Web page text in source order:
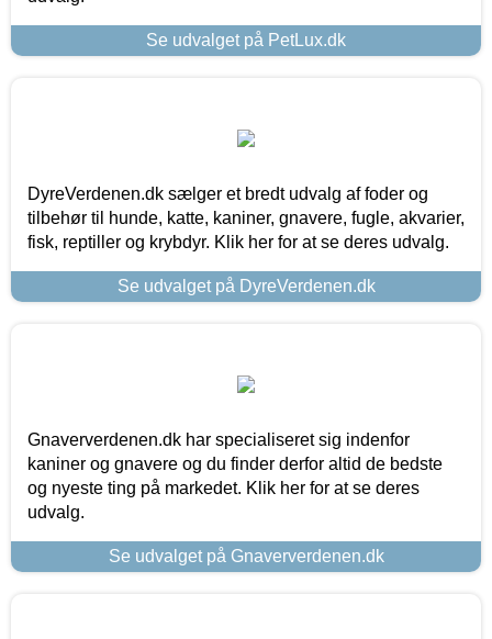
Se udvalget på PetLux.dk
DyreVerdenen.dk sælger et bredt udvalg af foder og
tilbehør til hunde, katte, kaniner, gnavere, fugle, akvarier,
fisk, reptiller og krybdyr. Klik her for at se deres udvalg.
Se udvalget på DyreVerdenen.dk
Gnaververdenen.dk har specialiseret sig indenfor
kaniner og gnavere og du finder derfor altid de bedste
og nyeste ting på markedet. Klik her for at se deres
udvalg.
Se udvalget på Gnaververdenen.dk